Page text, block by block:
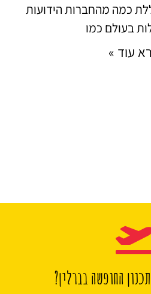
כמה מהחברות הידועות
בעולם כמו
עוד »
החופשה בברלין?